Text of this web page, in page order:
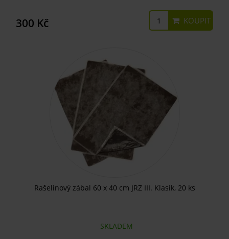
300 Kč KOUPIT
Rašelinový zábal 60 x 40 cm JRZ III. Klasik, 20 ks
SKLADEM